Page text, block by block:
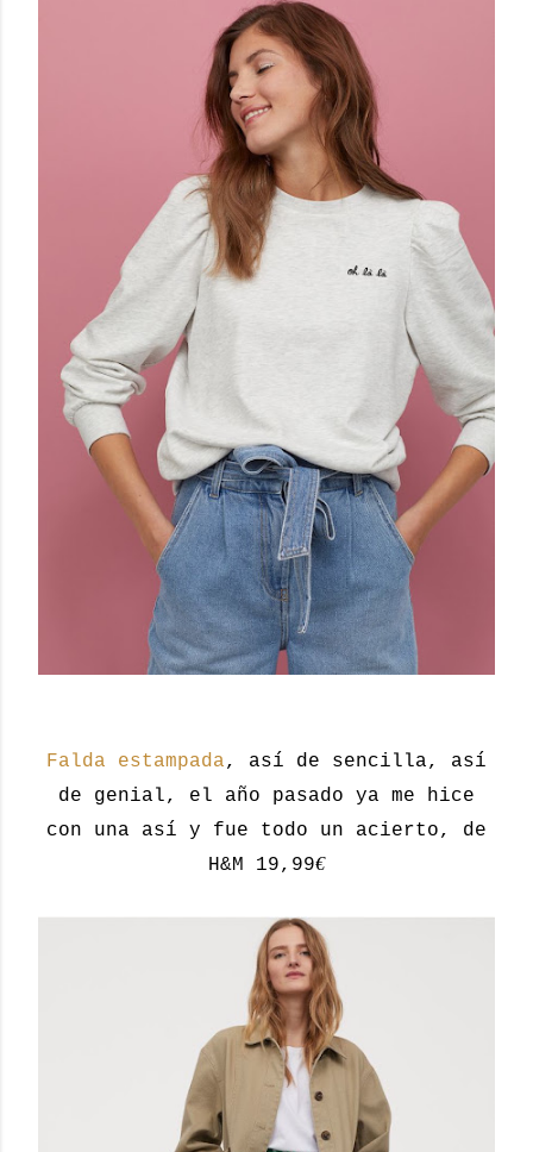
Falda estampada, así de sencilla, así
de genial, el año pasado ya me hice
con una así y fue todo un acierto, de
H&M 19,99€